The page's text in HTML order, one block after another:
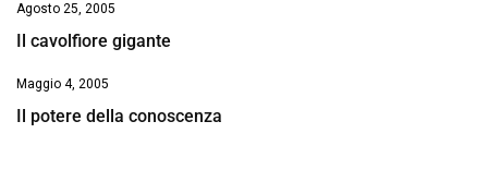
Agosto 25, 2005
Il cavolfiore gigante
Maggio 4, 2005
Il potere della conoscenza